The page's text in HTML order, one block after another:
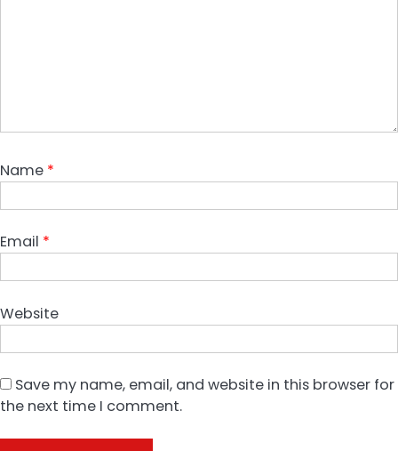
Name *
Email *
Website
Save my name, email, and website in this browser for
the next time I comment.